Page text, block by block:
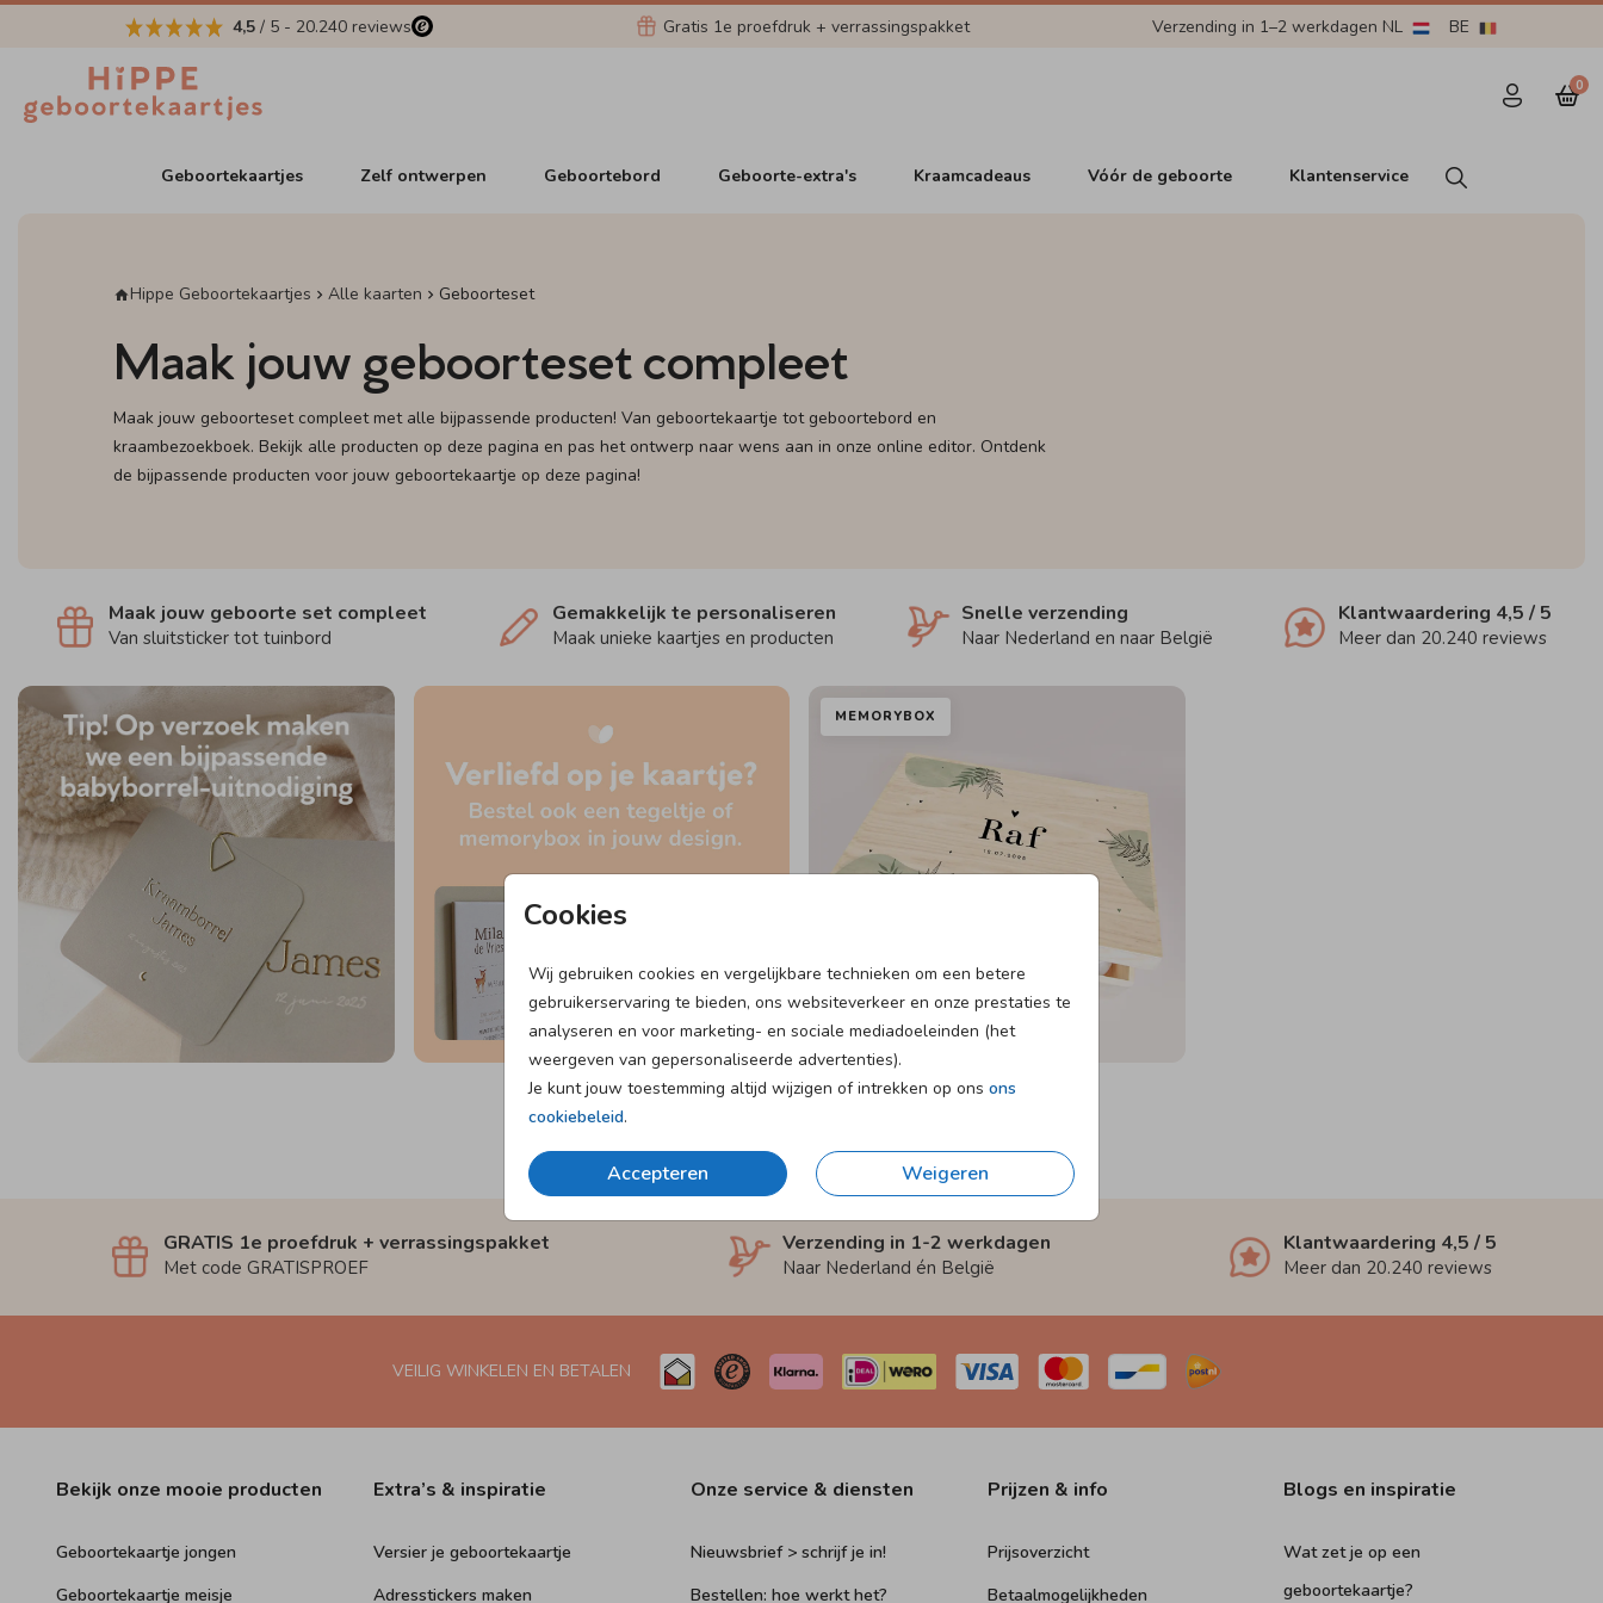
4,5 / 5 - 20.240 reviews Gratis 1e proefdruk + verrassingspakket Verzending in 1–2 werkdagen NL BE
0
Geboortekaartjes Zelf ontwerpen Geboortebord Geboorte-extra's Kraamcadeaus Vóór de geboorte Klantenservice
Cookies
Wij gebruiken cookies en vergelijkbare technieken om een betere
gebruikerservaring te bieden, ons websiteverkeer en onze prestaties te
analyseren en voor marketing- en sociale mediadoeleinden (het
weergeven van gepersonaliseerde advertenties).
Je kunt jouw toestemming altijd wijzigen of intrekken op ons ons
cookiebeleid.
Accepteren Weigeren
Hippe Geboortekaartjes Alle kaarten Geboorteset
Maak jouw geboorteset compleet
Maak jouw geboorteset compleet met alle bijpassende producten! Van geboortekaartje tot geboortebord en
kraambezoekboek. Bekijk alle producten op deze pagina en pas het ontwerp naar wens aan in onze online editor. Ontdenk
de bijpassende producten voor jouw geboortekaartje op deze pagina!
Maak jouw geboorte set compleet
Van sluitsticker tot tuinbord
Gemakkelijk te personaliseren
Maak unieke kaartjes en producten
Snelle verzending
Naar Nederland en naar België
Klantwaardering 4,5 / 5
Meer dan 20.240 reviews
MEMORYBOX
GRATIS 1e proefdruk + verrassingspakket
Met code GRATISPROEF
Verzending in 1-2 werkdagen
Naar Nederland én België
Klantwaardering 4,5 / 5
Meer dan 20.240 reviews
VEILIG WINKELEN EN BETALEN
Bekijk onze mooie producten
Geboortekaartje jongen
Geboortekaartje meisje
Extra’s & inspiratie
Versier je geboortekaartje
Adresstickers maken
Onze service & diensten
Nieuwsbrief > schrijf je in!
Bestellen: hoe werkt het?
Prijzen & info
Prijsoverzicht
Betaalmogelijkheden
Blogs en inspiratie
Wat zet je op een
geboortekaartje?